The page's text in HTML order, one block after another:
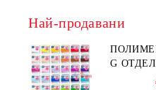
Най-продавани
G